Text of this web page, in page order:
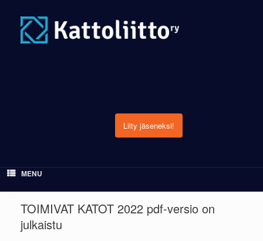
content
Liity jäseneksi!
MENU
TOIMIVAT KATOT 2022 pdf-versio on
julkaistu